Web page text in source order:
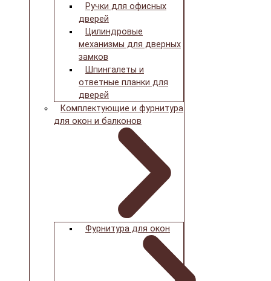
Ручки для офисных
дверей
Цилиндровые
механизмы для дверных
замков
Шпингалеты и
ответные планки для
дверей
Комплектующие и фурнитура
для окон и балконов
Фурнитура для окон